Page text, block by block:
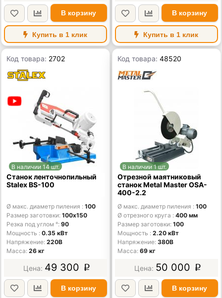
В корзину
Купить в 1 клик
В корзину
Купить в 1 клик
Код товара: 2702
В наличии 14 шт.
Станок ленточнопильный
Stalex BS-100
Ø макс. диаметр пиления
100
Размер заготовки 100х150
Резка под углом ° 90
Мощность
0.35 кВт
Напряжение 220В
Масса 26 кг
49 300 p
В корзину
Код товара:48520
В наличии 1 шт.
Отрезной маятниковый
станок Metal Master OSA-
400-2.2
Ø макс. диаметр пиления
100
Ø отрезного круга
400 мм
Размер заготовки 100
Мощность
2.20 кВт
Напряжение 380В
Масса 69 кг
50 000 p
В корзину